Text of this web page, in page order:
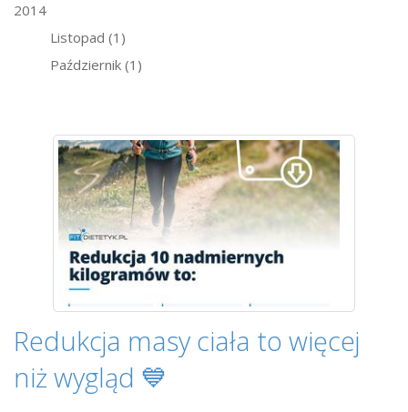
2014
Listopad (1)
Październik (1)
Redukcja masy ciała to więcej
niż wygląd 💙